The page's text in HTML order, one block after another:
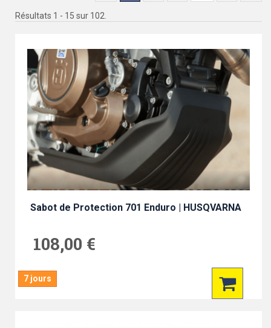
Résultats 1 - 15 sur 102.
Sabot de Protection 701 Enduro | HUSQVARNA
108,00 €
7 jours